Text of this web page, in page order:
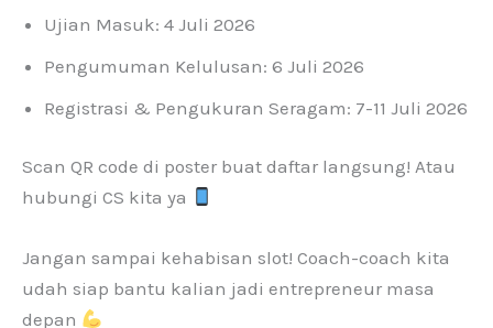
Ujian Masuk: 4 Juli 2026
Pengumuman Kelulusan: 6 Juli 2026
Registrasi & Pengukuran Seragam: 7-11 Juli 2026
Scan QR code di poster buat daftar langsung! Atau
hubungi CS kita ya
Jangan sampai kehabisan slot! Coach-coach kita
udah siap bantu kalian jadi entrepreneur masa
depan